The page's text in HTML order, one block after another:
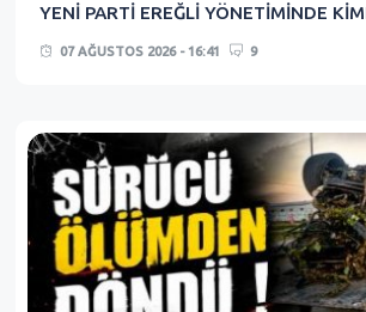
YENİ PARTİ EREĞLİ YÖNETİMİNDE
07 AĞUSTOS 2026 - 16:41 9